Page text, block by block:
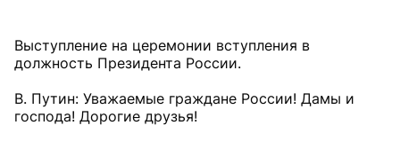
Выступление на церемонии вступления в
должность Президента России.
В. Путин: Уважаемые граждане России! Дамы и
господа! Дорогие друзья!